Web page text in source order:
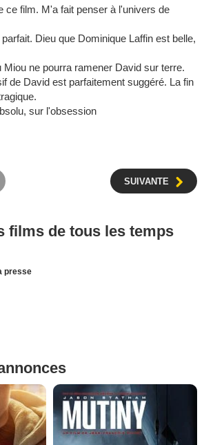
ce film. M'a fait penser à l'univers de
Dieu que Dominique Laffin est belle,
Miou ne pourra ramener David sur terre.
de David est parfaitement suggéré. La fin
sur l'obsession
SUIVANTE
films de tous les temps
presse